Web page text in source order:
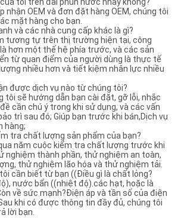
tôi trên đài phun nước nhảy không?
nhận OEM và đơn đặt hàng OEM, chúng tôi
mặt hàng cho bạn.
và các nhà cung cấp khác là gì?
tương tự trên thị trường hiện tại, công
hơn một thế hệ phía trước, và các sản
từ quan điểm của người dùng là thực tế
nhiều hơn và tiết kiệm nhân lực nhiều
được dịch vụ nào từ chúng tôi?
tôi sẽ hướng dẫn bạn cài đặt, gỡ lỗi, nhắc
cần chú ý trong khi sử dụng, và các vấn
trì sau đó; Giúp bạn trước khi bán,Dịch vụ
hàng;
tra chất lượng sản phẩm của bạn?
năm cuộc kiểm tra chất lượng trước khi
nghiệm thành phần, thử nghiệm an toàn,
thử nghiệm lão hóa và thử nghiệm tải.
cần biết từ bạn ((Điều gì là chất lỏng?
nước bẩn ((nhiệt độ).các hạt, hoặc là
về sức mạnh?Điện áp và tần số của điện
khi có được thông tin đầy đủ, chúng tôi
lời bạn.